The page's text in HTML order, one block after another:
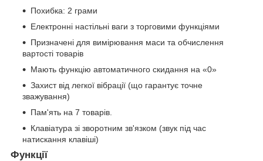
Похибка: 2 грами
Електронні настільні ваги з торговими функціями
Призначені для вимірювання маси та обчислення
вартості товарів
Мають функцію автоматичного скидання на «0»
Захист від легкої вібрації (що гарантує точне
зважування)
Пам'ять на 7 товарів.
Клавіатура зі зворотним зв'язком (звук під час
натискання клавіші)
Функції